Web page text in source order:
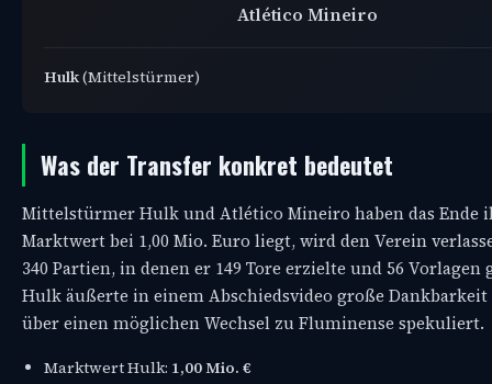
Atlético Mineiro
Hulk(Mittelstürmer)
Was der Transfer konkret bedeutet
Mittelstürmer Hulk und Atlético Mineiro haben das Ende
Marktwert bei 1,00 Mio. Euro liegt, wird den Verein
340 Partien, in denen er 149 Tore erzielte und 56
Hulk äußerte in einem Abschiedsvideo große
über einen möglichen Wechsel zu Fluminense spekuliert.
Marktwert Hulk: 1,00 Mio. €